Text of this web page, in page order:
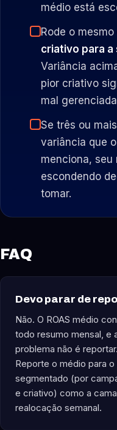
médio está
Rode o
criativo para a
Variância
pior criativo
mal
Se três ou
variância que
menciona, seu
escondendo
tomar.
FAQ
Devo parar de
Não. O ROAS médio
todo resumo mensal, e
problema não é
Reporte o médio para
segmentado (por
e criativo) como a
realocação semanal.